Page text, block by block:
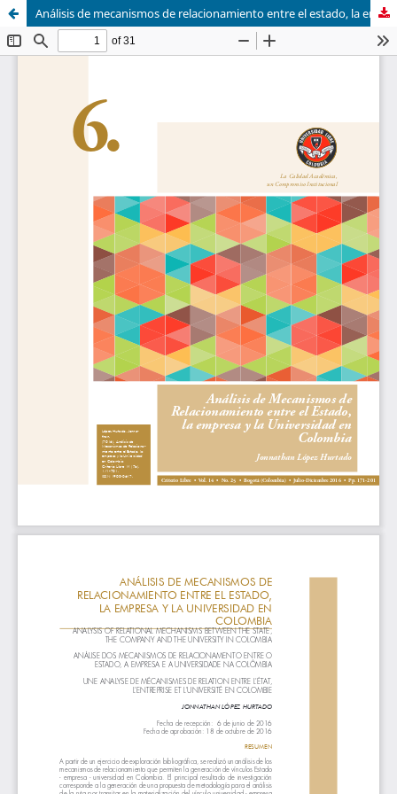
Análisis de mecanismos de relacionamiento entre el estado, la empresa y la universidad en Colombia